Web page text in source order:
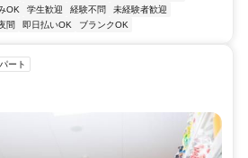
OK 学生歓迎 経験不問
未経験者歓迎
間 即日払いOK ブランクOK
ート